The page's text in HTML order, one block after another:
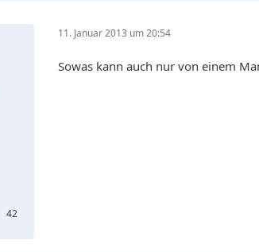
42
11. Januar 2013 um 20:54
Sowas kann auch nur von einem